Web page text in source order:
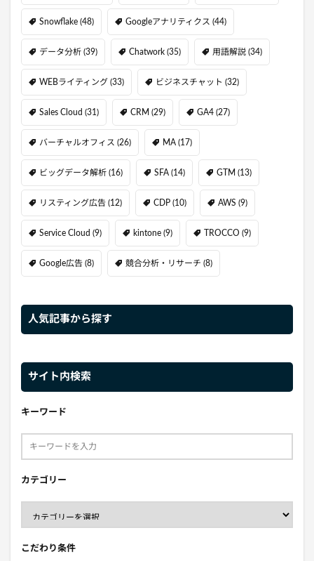
Snowflake (48) Googleアナリティクス (44)
データ分析 (39) Chatwork (35) 用語解説 (34)
WEBライティング (33) ビジネスチャット (32)
Sales Cloud (31) CRM (29) GA4 (27)
バーチャルオフィス (26) MA (17)
ビッグデータ解析 (16) SFA (14) GTM (13)
リスティング広告 (12) CDP (10) AWS (9)
Service Cloud (9) kintone (9) TROCCO (9)
Google広告 (8) 競合分析・リサーチ (8)
人気記事から探す
サイト内検索
キーワード
カテゴリー
こだわり条件